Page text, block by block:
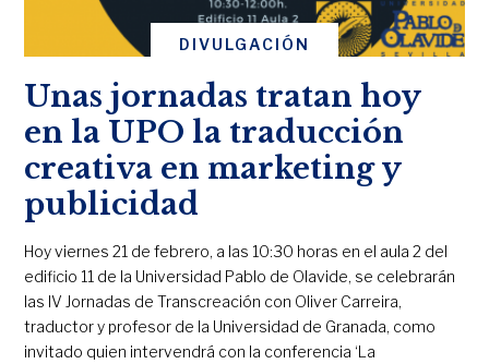
DIVULGACIÓN
Unas jornadas tratan hoy
en la UPO la traducción
creativa en marketing y
publicidad
Hoy viernes 21 de febrero, a las 10:30 horas en el aula 2 del
edificio 11 de la Universidad Pablo de Olavide, se celebrarán
las IV Jornadas de Transcreación con Oliver Carreira,
traductor y profesor de la Universidad de Granada, como
invitado quien intervendrá con la conferencia ‘La